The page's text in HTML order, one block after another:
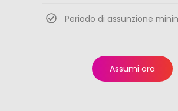
Periodo di assunzione
Assumi ora